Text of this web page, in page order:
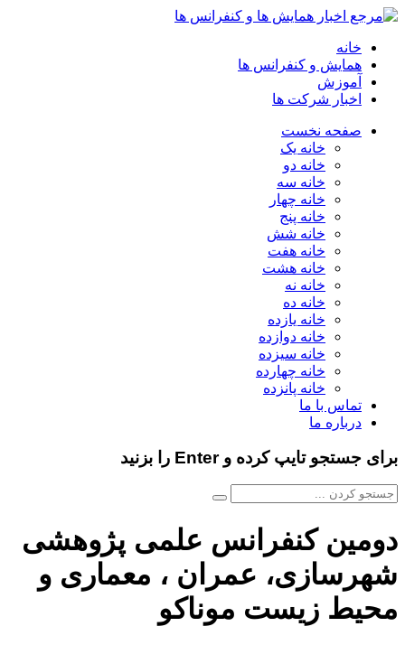
خانه
همایش و کنفرانس ها
آموزش
اخبار شرکت ها
صفحه نخست
خانه یک
خانه دو
خانه سه
خانه چهار
خانه پنج
خانه شش
خانه هفت
خانه هشت
خانه نه
خانه ده
خانه یازده
خانه دوازده
خانه سیزده
خانه چهارده
خانه پانزده
تماس با ما
درباره ما
برای جستجو تایپ کرده و Enter را بزنید
دومین کنفرانس علمی پژوهشی
شهرسازی، عمران ، معماری و
محیط زیست موناکو